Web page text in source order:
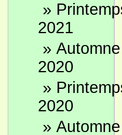
»
2021
» Automne
2020
»
2020
» Automne